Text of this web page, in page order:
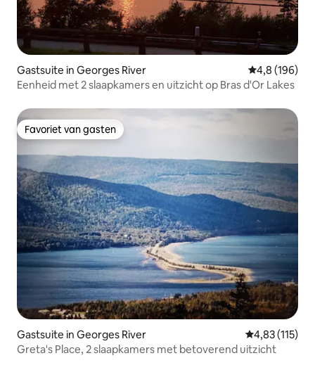
Gastsuite in Georges River Gemiddelde
4,8 (196)
Eenheid met 2 slaapkamers en uitzicht op Bras d'Or Lakes
Favoriet van gasten
Favoriet van gasten
Gastsuite in Georges River Gemiddelde
4,83 (115)
Greta's Place, 2 slaapkamers met betoverend uitzicht